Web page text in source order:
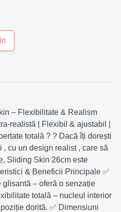
– Flexibilitate & Realism
realistă | Flexibil & ajustabil |
totală ? ? Dacă îți dorești
cu un design realist , care să
Sliding Skin 26cm este
& Beneficii Principale ✅
– oferă o senzație
totală – nucleul interior
dorită. ✅ Dimensiuni